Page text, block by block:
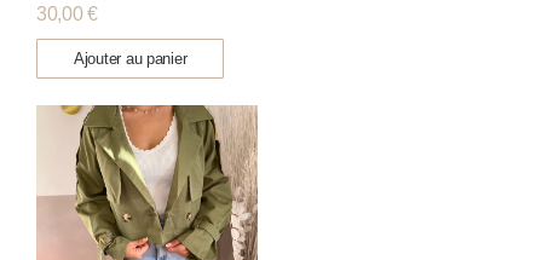
30,00€
Ajouter au panier